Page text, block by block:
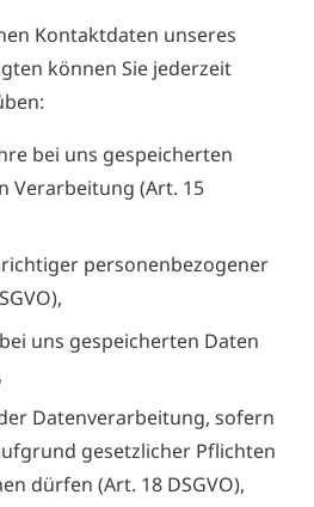
Kontaktdaten unseres
können Sie jederzeit
bei uns gespeicherten
Verarbeitung (Art. 15
personenbezogener
uns gespeicherten Daten
Datenverarbeitung, sofern
gesetzlicher Pflichten
dürfen (Art. 18 DSGVO),